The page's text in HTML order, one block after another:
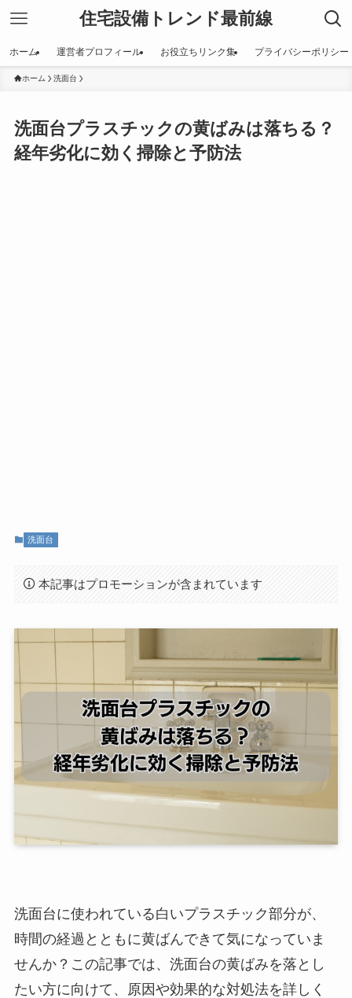
住宅設備トレンド最前線
ホーム 運営者プロフィール お役立ちリンク集 プライバシーポリシー
ホーム 洗面台
洗面台プラスチックの黄ばみは落ちる？
経年劣化に効く掃除と予防法
洗面台
本記事はプロモーションが含まれています
洗面台に使われている白いプラスチック部分が、
時間の経過とともに黄ばんできて気になっていま
せんか？この記事では、洗面台の黄ばみを落とし
たい方に向けて、原因や効果的な対処法を詳しく